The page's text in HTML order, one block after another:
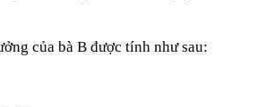
của bà B được tính như sau: